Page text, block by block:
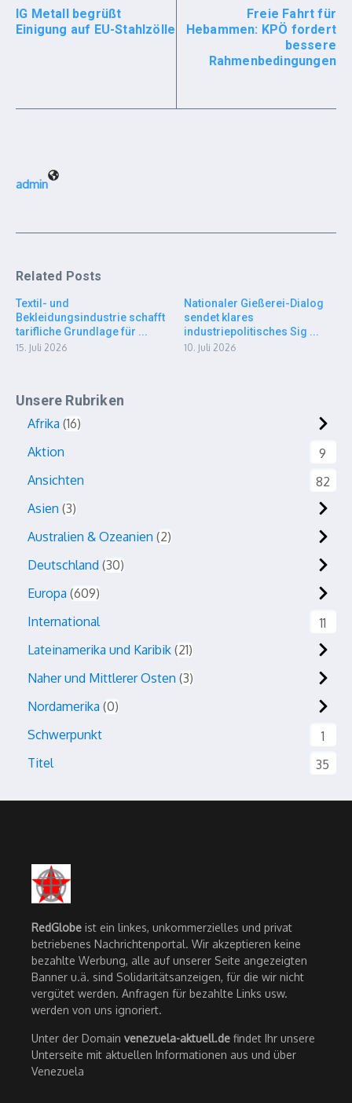
IG Metall begrüßt
Einigung auf EU-Stahlzölle
Freie Fahrt für
Hebammen: KPÖ fordert
bessere
Rahmenbedingungen
admin
Related Posts
Textil- und
Bekleidungsindustrie schafft
tarifliche Grundlage für ...
15. Juli 2026
Nationaler Gießerei-Dialog
sendet klares
industriepolitisches Sig ...
10. Juli 2026
Unsere Rubriken
Afrika 16
Aktion
9
Ansichten
82
Asien 3
Australien & Ozeanien 2
Deutschland 30
Europa 609
International
11
Lateinamerika und Karibik 21
Naher und Mittlerer Osten 3
Nordamerika 0
Schwerpunkt
1
Titel
35
RedGlobe ist ein linkes, unkommerzielles und privat
betriebenes Nachrichtenportal. Wir akzeptieren keine
bezahlte Werbung, alle auf unserer Seite angezeigten
Banner u.ä. sind Solidaritätsanzeigen, für die wir nicht
vergütet werden. Anfragen für bezahlte Links usw.
werden von uns ignoriert.
Unter der Domain venezuela-aktuell.de findet Ihr unsere
Unterseite mit aktuellen Informationen aus und über
Venezuela